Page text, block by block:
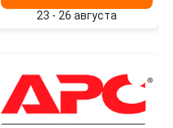
23 - 26 августа